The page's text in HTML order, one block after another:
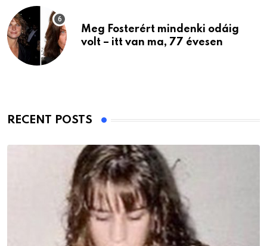
Meg Fosterért mindenki odáig
volt – itt van ma, 77 évesen
RECENT POSTS